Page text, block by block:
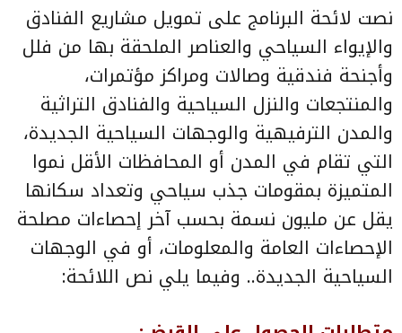
نصت لائحة البرنامج على تمويل مشاريع الفنادق
والإيواء السياحي والعناصر الملحقة بها من فلل
وأجنحة فندقية وصالات ومراكز مؤتمرات،
والمنتجعات والنزل السياحية والفنادق التراثية
والمدن الترفيهية والوجهات السياحية الجديدة،
التي تقام في المدن أو المحافظات الأقل نموا
المتميزة بمقومات جذب سياحي وتعداد سكانها
يقل عن مليون نسمة بحسب آخر إحصاءات مصلحة
الإحصاءات العامة والمعلومات، أو في الوجهات
السياحية الجديدة.. وفيما يلي نص اللائحة: